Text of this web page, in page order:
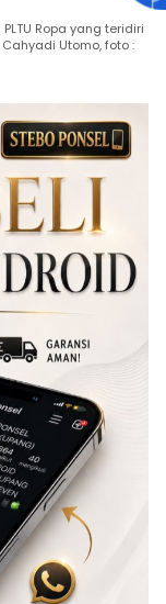
Ropa yang teridiri
Utomo, foto :